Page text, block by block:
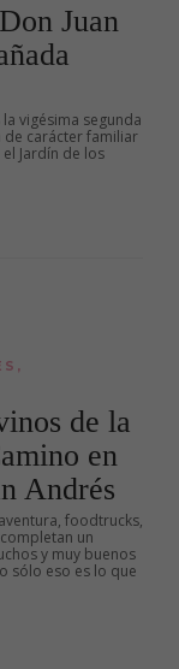
Juan
vigésima segunda
de carácter familiar
Jardín de los
,
de la
en
Andrés
foodtrucks,
un
y muy buenos
sólo eso es lo que